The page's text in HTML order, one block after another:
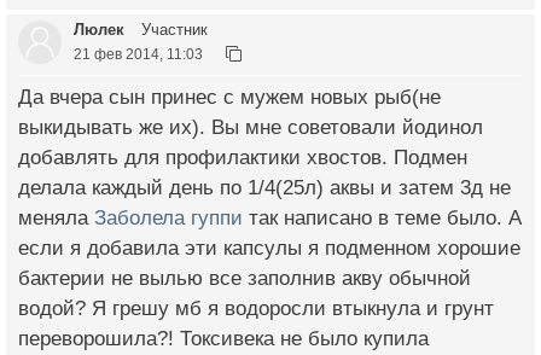
Люлек Участник
21 фев 2014, 11:03
Да вчера сын принес с мужем новых рыб(не
выкидывать же их). Вы мне советовали йодинол
добавлять для профилактики хвостов. Подмен
делала каждый день по 1/4(25л) аквы и затем 3д не
меняла Заболела гуппи так написано в теме было. А
если я добавила эти капсулы я подменном хорошие
бактерии не вылью все заполнив акву обычной
водой? Я грешу мб я водоросли втыкнула и грунт
переворошила?! Токсивека не было купила